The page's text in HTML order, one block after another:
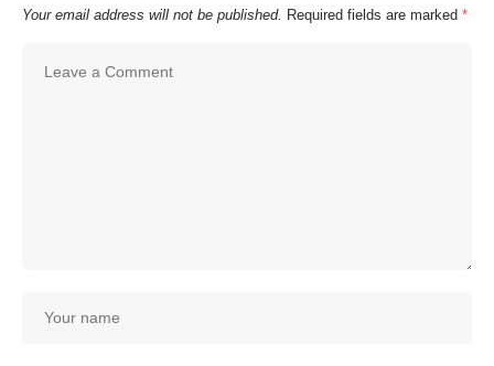
Your email address will not be published. Required fields are marked *